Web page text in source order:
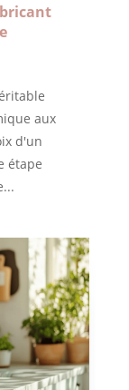
aux
d'un
étape